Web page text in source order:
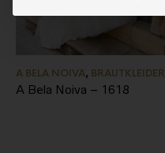
A BELA NOIVA, BRAUTKLEIDER
A Bela Noiva – 1618